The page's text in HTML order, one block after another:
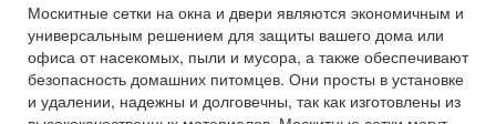
Москитные сетки на окна и двери являются экономичным и
универсальным решением для защиты вашего дома или
офиса от насекомых, пыли и мусора, а также обеспечивают
безопасность домашних питомцев. Они просты в установке
и удалении, надежны и долговечны, так как изготовлены из